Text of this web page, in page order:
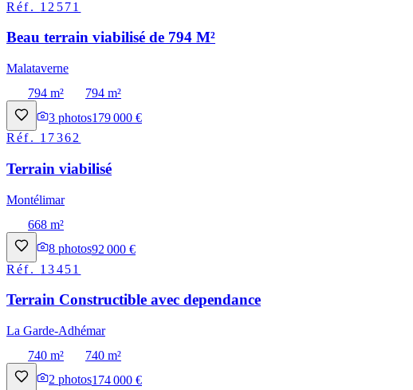
Réf. 12571
Beau terrain viabilisé de 794 M²
Malataverne
794 m²
794 m²
3 photos179 000 €
Réf. 17362
Terrain viabilisé
Montélimar
668 m²
8 photos92 000 €
Réf. 13451
Terrain Constructible avec dependance
La Garde-Adhémar
740 m²
740 m²
2 photos174 000 €